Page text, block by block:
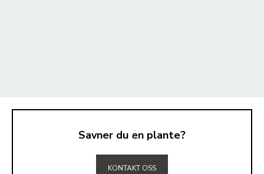
Savner du en plante?
KONTAKT OSS